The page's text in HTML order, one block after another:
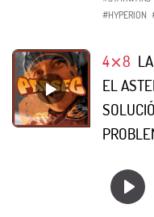
#HYPERION
4⨯8
EL